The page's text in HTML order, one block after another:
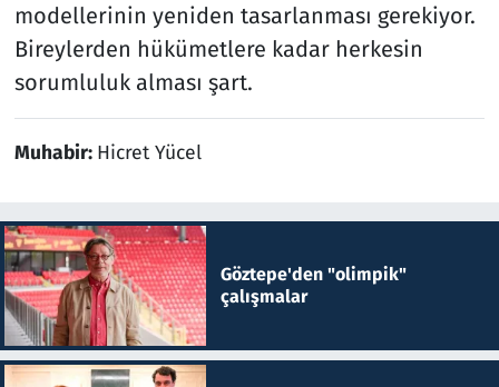
modellerinin yeniden tasarlanması gerekiyor.
Bireylerden hükümetlere kadar herkesin
sorumluluk alması şart.
Muhabir: Hicret Yücel
Göztepe'den "olimpik"
çalışmalar